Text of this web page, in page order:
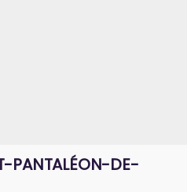
PANTALÉON-DE-